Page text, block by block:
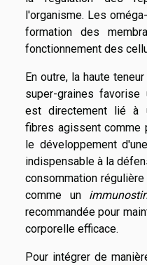
l'organisme. Les
formation des
fonctionnement des
En outre, la haute
super-graines
est directement lié à
fibres agissent comme
le développement
indispensable à la
consommation
comme un
recommandée pour
corporelle efficace.
Pour intégrer de